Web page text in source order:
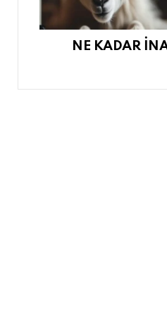
NE KADAR